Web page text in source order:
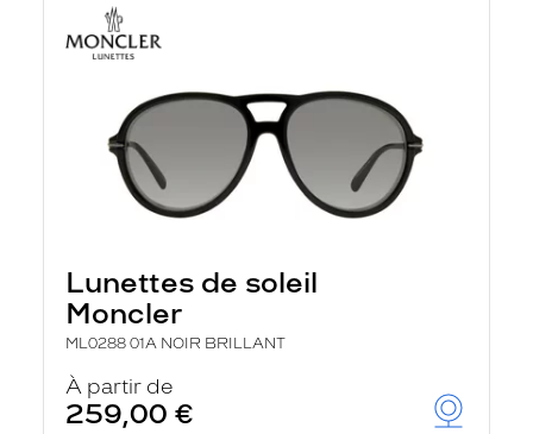
Lunettes de soleil
Moncler
ML0288 01A NOIR BRILLANT
À partir de
259,00 €